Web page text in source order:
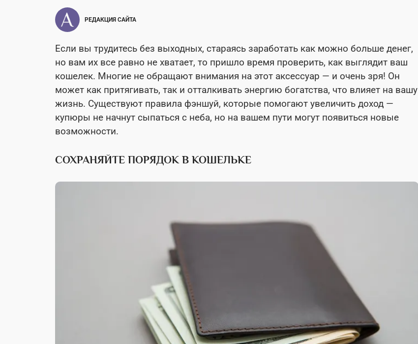
РЕДАКЦИЯ САЙТА
Если вы трудитесь без выходных, стараясь заработать как можно больше денег,
но вам их все равно не хватает, то пришло время проверить, как выглядит ваш
кошелек. Многие не обращают внимания на этот аксессуар — и очень зря! Он
может как притягивать, так и отталкивать энергию богатства, что влияет на вашу
жизнь. Существуют правила фэншуй, которые помогают увеличить доход —
купюры не начнут сыпаться с неба, но на вашем пути могут появиться новые
возможности.
СОХРАНЯЙТЕ ПОРЯДОК В КОШЕЛЬКЕ